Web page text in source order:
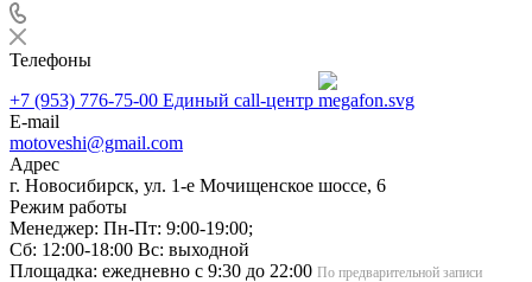
Телефоны
+7 (953) 776-75-00 Единый call-центр
E-mail
motoveshi@gmail.com
Адрес
г. Новосибирск, ул. 1-е Мочищенское шоссе, 6
Режим работы
Менеджер: Пн-Пт: 9:00-19:00;
Сб: 12:00-18:00 Вс: выходной
Площадка: ежедневно с 9:30 до 22:00 По предварительной записи